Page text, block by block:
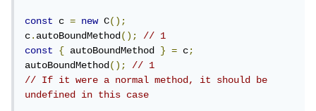
const c = new C();
c.autoBoundMethod();
// 1
const
{ autoBoundMethod } = c;
autoBoundMethod();
// 1
// If it were a normal method, it should be
undefined in this case